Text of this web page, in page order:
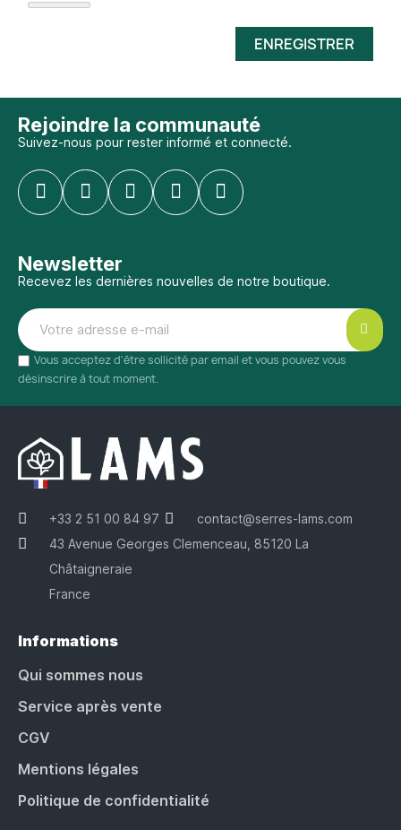
ENREGISTRER
Rejoindre la communauté
Suivez-nous pour rester informé et connecté.
Newsletter
Recevez les dernières nouvelles de notre boutique.
Vous acceptez d'être sollicité par email et vous pouvez vous
désinscrire à tout moment.
+33 2 51 00 84 97
contact@serres-lams.com
43 Avenue Georges Clemenceau, 85120 La
Châtaigneraie
France
Informations
Qui sommes nous
Service après vente
CGV
Mentions légales
Politique de confidentialité